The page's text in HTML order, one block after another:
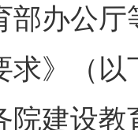
办公厅
求》（
院建设